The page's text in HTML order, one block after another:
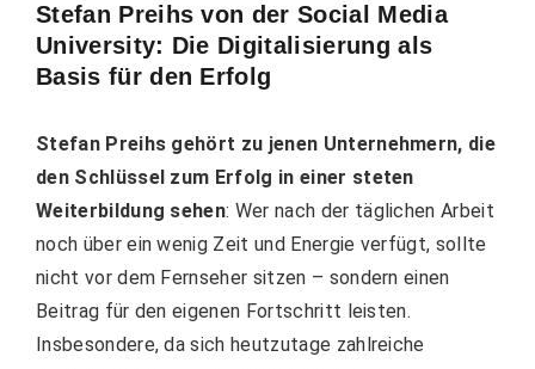
Stefan Preihs von der Social Media
University: Die Digitalisierung als
Basis für den Erfolg
Stefan Preihs gehört zu jenen Unternehmern, die
den Schlüssel zum Erfolg in einer steten
Weiterbildung sehen: Wer nach der täglichen Arbeit
noch über ein wenig Zeit und Energie verfügt, sollte
nicht vor dem Fernseher sitzen – sondern einen
Beitrag für den eigenen Fortschritt leisten.
Insbesondere, da sich heutzutage zahlreiche